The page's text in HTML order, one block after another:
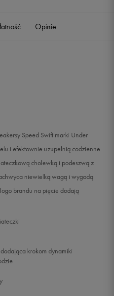
Opinie
Speed Swift marki Under
i efektownie uzupełnią codzienne
cholewką i podeszwą z
niewielką wagą i wygodą
brandu na pięcie dodają
krokom dynamiki